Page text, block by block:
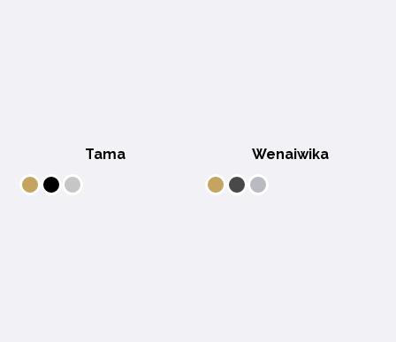
Tama Wenaiwika